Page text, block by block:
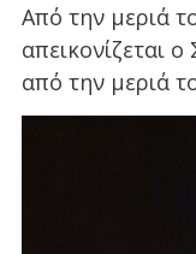
Από την μεριά
απεικονίζεται
από την μεριά